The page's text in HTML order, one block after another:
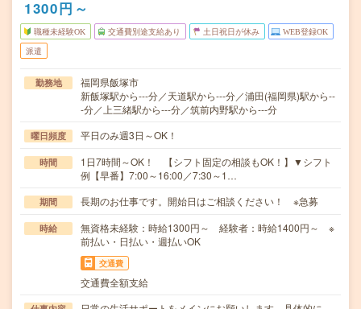
1300円～
職種未経験OK 交通費別途支給あり 土日祝日が休み WEB登録OK
派遣
勤務地
福岡県飯塚市
新飯塚駅から---分／天道駅から---分／浦田(福岡県)駅から--
-分／上三緒駅から---分／筑前内野駅から---分
曜日頻度 平日のみ週3日～OK！
時間
1日7時間～OK！ 【シフト固定の相談もOK！】▼シフト
例【早番】7:00～16:00／7:30～1…
期間 長期のお仕事です。開始日はご相談ください！ ※急募
時給
無資格未経験：時給1300円～ 経験者：時給1400円～ ※
前払い・日払い・週払いOK
交通費
交通費全額支給